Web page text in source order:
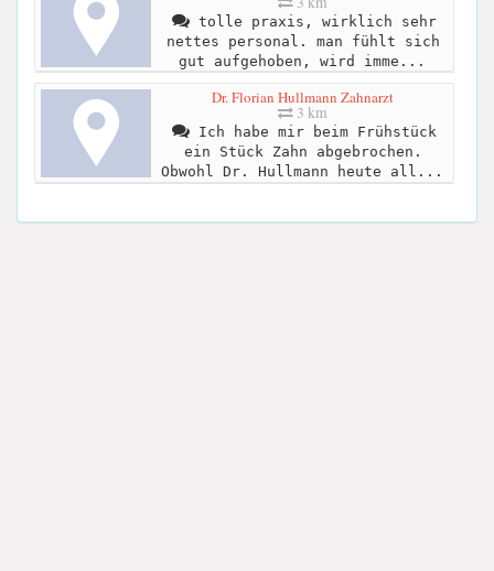
tolle praxis, wirklich sehr
nettes personal. man fühlt sich
gut aufgehoben, wird imme...
Dr. Florian Hullmann Zahnarzt
3 km
Ich habe mir beim Frühstück
ein Stück Zahn abgebrochen.
Obwohl Dr. Hullmann heute all...